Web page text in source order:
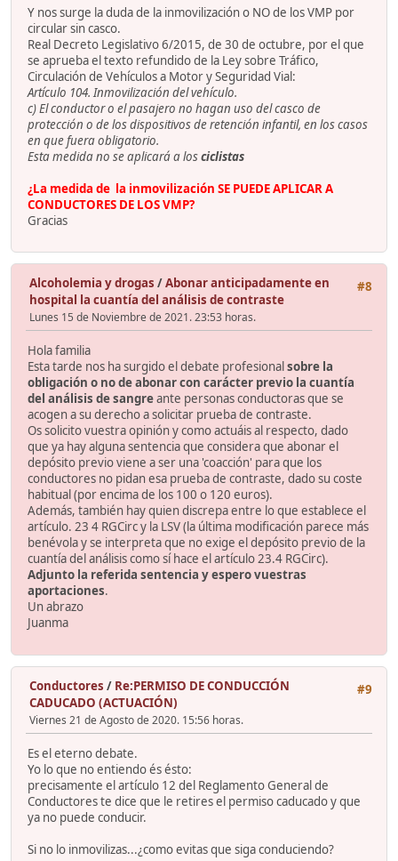
Y nos surge la duda de la inmovilización o NO de los VMP por
circular sin casco.
Real Decreto Legislativo 6/2015, de 30 de octubre, por el que
se aprueba el texto refundido de la Ley sobre Tráfico,
Circulación de Vehículos a Motor y Seguridad Vial:
Artículo 104. Inmovilización del vehículo.
c) El conductor o el pasajero no hagan uso del casco de
protección o de los dispositivos de retención infantil, en los casos
en que fuera obligatorio.
Esta medida no se aplicará a losciclistas
¿La medida de la inmovilización SE PUEDE APLICAR A
CONDUCTORES DE LOS VMP?
Gracias
#8
Alcoholemia y drogas /Abonar anticipadamente en
hospital la cuantía del análisis de contraste
Lunes 15 de Noviembre de 2021. 23:53 horas.
Hola familia
Esta tarde nos ha surgido el debate profesionalsobre la
obligación o no de abonar con carácter previo la cuantía
del análisis de sangreante personas conductoras que se
acogen a su derecho a solicitar prueba de contraste.
Os solicito vuestra opinión y como actuáis al respecto, dado
que ya hay alguna sentencia que considera que abonar el
depósito previo viene a ser una 'coacción' para que los
conductores no pidan esa prueba de contraste, dado su coste
habitual (por encima de los 100 o 120 euros).
Además, también hay quien discrepa entre lo que establece el
artículo. 23 4 RGCirc y la LSV (la última modificación parece más
benévola y se interpreta que no exige el depósito previo de la
cuantía del análisis como sí hace el artículo 23.4 RGCirc).
Adjunto la referida sentencia y espero vuestras
aportaciones.
Un abrazo
Juanma
#9
Conductores / Re:PERMISO DE CONDUCCIÓN
CADUCADO (ACTUACIÓN)
Viernes 21 de Agosto de 2020. 15:56 horas.
Es el eterno debate.
Yo lo que no entiendo és ésto:
precisamente el artículo 12 del Reglamento General de
Conductores te dice que le retires el permiso caducado y que
ya no puede conducir.
Si no lo inmovilizas...¿como evitas que siga conduciendo?